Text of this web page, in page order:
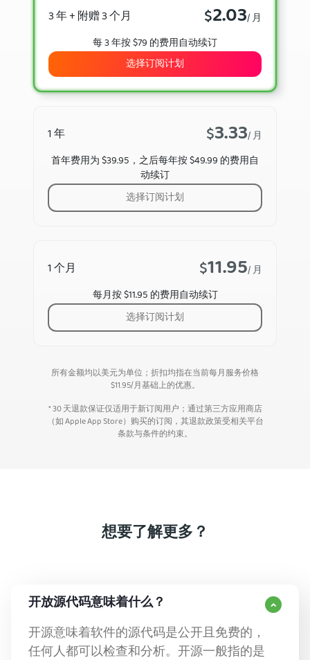
1 个月 $11.95/ 月
每月按 $11.95 的费用自动续订
选择订阅计划
3 年 + 附赠 3 个月 $2.03/ 月
每 3 年按 $79 的费用自动续订
选择订阅计划
1 年 $3.33/ 月
首年费用为 $39.95，之后每年按 $49.99 的费用自
动续订
选择订阅计划
所有金额均以美元为单位；折扣均指在当前每月服务价格
$11.95/月基础上的优惠。
* 30 天退款保证仅适用于新订阅用户；通过第三方应用商店
（如 Apple App Store）购买的订阅，其退款政策受相关平台
条款与条件的约束。
想要了解更多？
开放源代码意味着什么？
开源意味着软件的源代码是公开且免费的，
任何人都可以检查和分析。开源一般指的是